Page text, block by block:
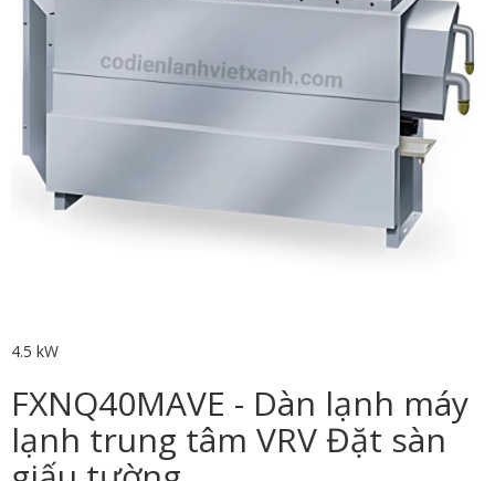
4.5 kW
FXNQ40MAVE - Dàn lạnh máy
lạnh trung tâm VRV Đặt sàn